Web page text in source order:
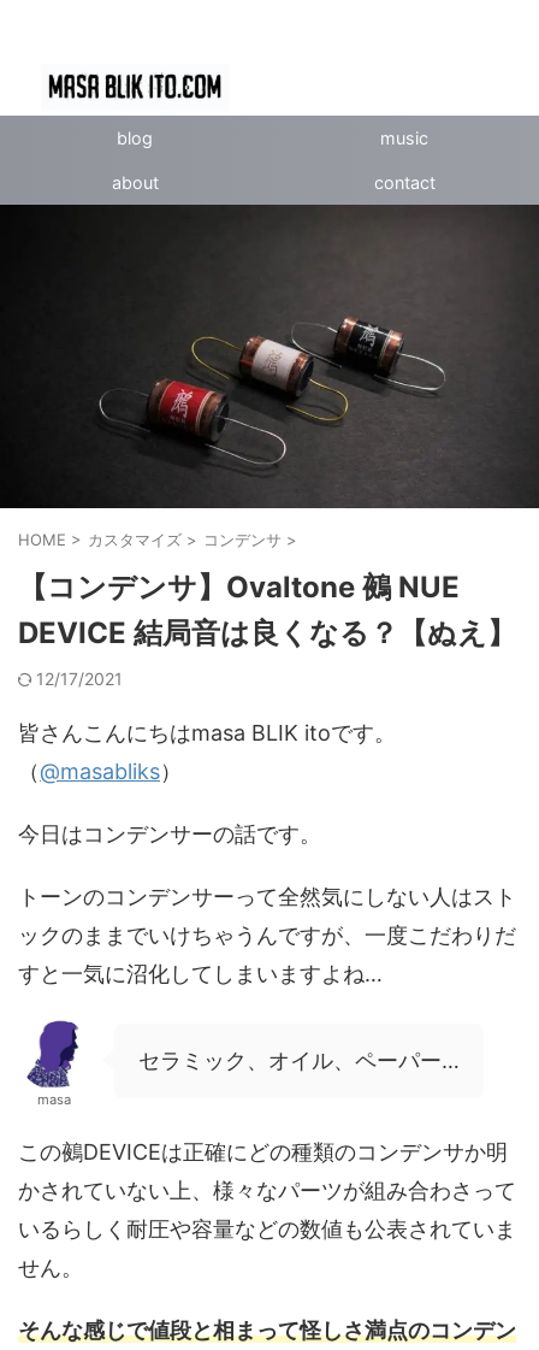
blog music
about contact
HOME > カスタマイズ > コンデンサ >
【コンデンサ】Ovaltone 鵺 NUE
DEVICE 結局音は良くなる？【ぬえ】
12/17/2021
皆さんこんにちはmasa BLIK itoです。
（@masabliks）
今日はコンデンサーの話です。
トーンのコンデンサーって全然気にしない人はスト
ックのままでいけちゃうんですが、一度こだわりだ
すと一気に沼化してしまいますよね…
masa
セラミック、オイル、ペーパー…
この鵺DEVICEは正確にどの種類のコンデンサか明
かされていない上、様々なパーツが組み合わさって
いるらしく耐圧や容量などの数値も公表されていま
せん。
そんな感じで値段と相まって怪しさ満点のコンデン